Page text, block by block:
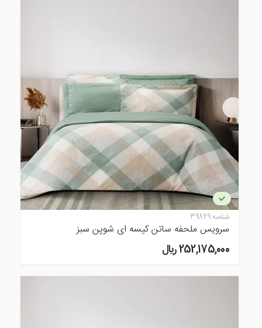
شناسه:39829
سرویس ملحفه ساتن کیسه ای شوپن سبز
252,175,000 ريال